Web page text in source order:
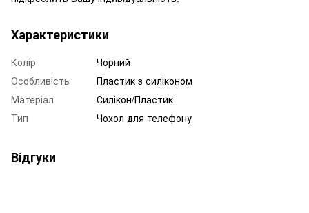
Характеристики
Колір
Чорний
Особливість
Пластик з силіконом
Матеріал
Силікон/Пластик
Тип
Чохол для телефону
Відгуки